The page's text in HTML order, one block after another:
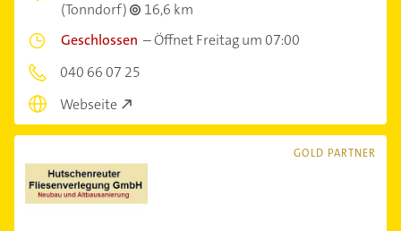
(Tonndorf)
16,6 km
Geschlossen –Öffnet Freitag um 07:00
040 66 07 25
Webseite
GOLD PARTNER